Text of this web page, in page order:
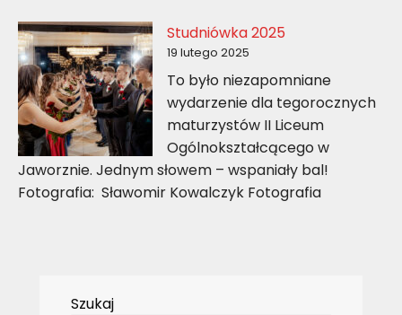
Studniówka 2025
19 lutego 2025
To było niezapomniane
wydarzenie dla tegorocznych
maturzystów II Liceum
Ogólnokształcącego w
Jaworznie. Jednym słowem – wspaniały bal!
Fotografia: Sławomir Kowalczyk Fotografia
Szukaj